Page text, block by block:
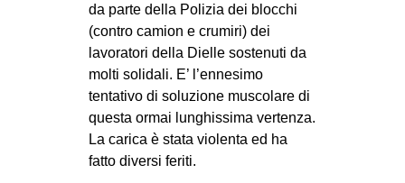
da parte della Polizia dei blocchi
(contro camion e crumiri) dei
lavoratori della Dielle sostenuti da
molti solidali. E’ l’ennesimo
tentativo di soluzione muscolare di
questa ormai lunghissima vertenza.
La carica è stata violenta ed ha
fatto diversi feriti.